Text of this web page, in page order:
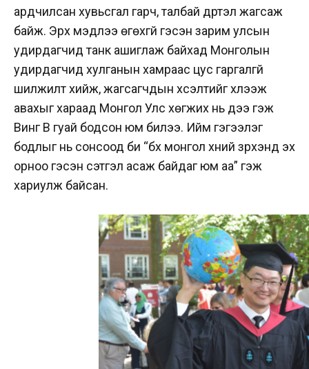
ардчилсан хувьсгал гарч, талбай дүүртэл жагсаж
байж. Эрх мэдлээ өгөхгүй гэсэн зарим улсын
удирдагчид танк ашиглаж байхад Монголын
удирдагчид хулганын хамраас цус гаргалгүй
шилжилт хийж, жагсагчдын хүсэлтийг хүлээж
авахыг хараад Монгол Улс хөгжих нь дээ гэж
Винг Вүү гуай бодсон юм билээ. Ийм гэгээлэг
бодлыг нь сонсоод би “бүх монгол хүний зүрхэнд эх
орноо гэсэн сэтгэл асаж байдаг юм аа” гэж
хариулж байсан.